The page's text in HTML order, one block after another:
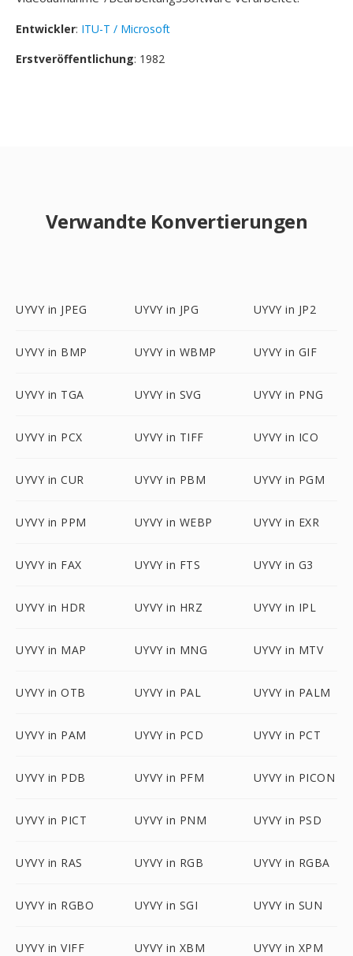
Entwickler: ITU-T / Microsoft
Erstveröffentlichung: 1982
Verwandte Konvertierungen
UYVY in JPEG UYVY in JPG UYVY in JP2
UYVY in BMP UYVY in WBMP UYVY in GIF
UYVY in TGA UYVY in SVG UYVY in PNG
UYVY in PCX UYVY in TIFF UYVY in ICO
UYVY in CUR UYVY in PBM UYVY in PGM
UYVY in PPM UYVY in WEBP UYVY in EXR
UYVY in FAX UYVY in FTS UYVY in G3
UYVY in HDR UYVY in HRZ UYVY in IPL
UYVY in MAP UYVY in MNG UYVY in MTV
UYVY in OTB UYVY in PAL UYVY in PALM
UYVY in PAM UYVY in PCD UYVY in PCT
UYVY in PDB UYVY in PFM UYVY in PICON
UYVY in PICT UYVY in PNM UYVY in PSD
UYVY in RAS UYVY in RGB UYVY in RGBA
UYVY in RGBO UYVY in SGI UYVY in SUN
UYVY in VIFF UYVY in XBM UYVY in XPM